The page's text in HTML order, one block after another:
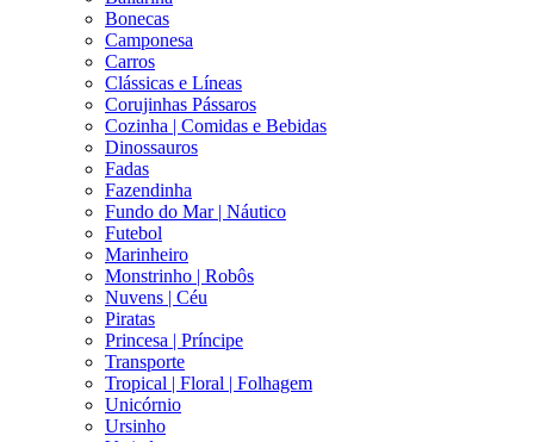
Bonecas
Camponesa
Carros
Clássicas e Líneas
Corujinhas Pássaros
Cozinha | Comidas e Bebidas
Dinossauros
Fadas
Fazendinha
Fundo do Mar | Náutico
Futebol
Marinheiro
Monstrinho | Robôs
Nuvens | Céu
Piratas
Princesa | Príncipe
Transporte
Tropical | Floral | Folhagem
Unicórnio
Ursinho